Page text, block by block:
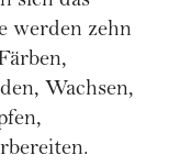
werden zehn
Wachsen,